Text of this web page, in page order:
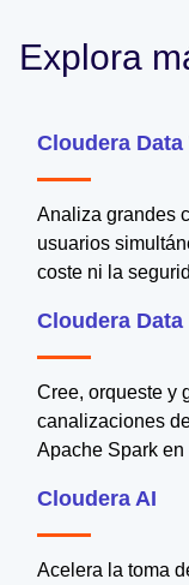
Explora
Cloudera Data
Analiza grandes
usuarios
coste ni la
Cloudera
Cree, orqueste y
canalizaciones
Apache Spark en
Cloudera AI
Acelera la toma